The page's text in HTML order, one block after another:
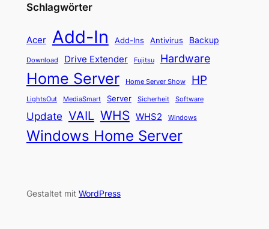
Schlagwörter
Acer Add-In Add-Ins Antivirus Backup
Download Drive Extender Fujitsu Hardware
Home Server Home Server Show HP
LightsOut MediaSmart Server Sicherheit Software
Update VAIL WHS WHS2 Windows
Windows Home Server
Gestaltet mit WordPress